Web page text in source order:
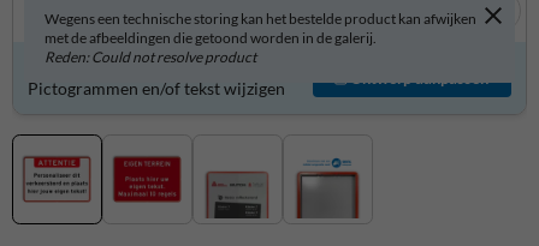
Wegens een technische storing kan het bestelde product kan afwijken
met de afbeeldingen die getoond worden in de galerij.
Reden: Could not resolve product
Verkeersbord zelf aanpassen?
Pictogrammen en/of tekst wijzigen
Ontwerp aanpassen